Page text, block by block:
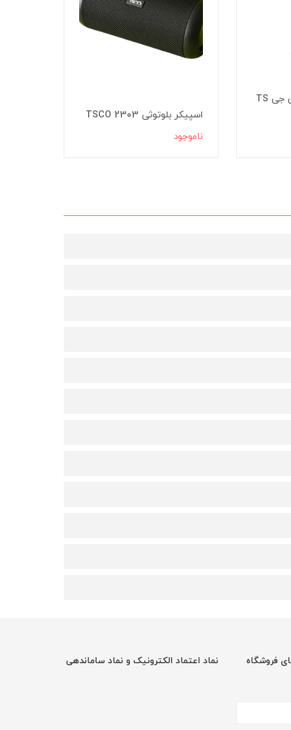
اسپیکر تسکو مدل دی جی TS
اسپیکر بلوتوثی TSCO 2303
ناموجود
فروشگاه
نماد اعتماد الکترونیک و نماد ساماندهی